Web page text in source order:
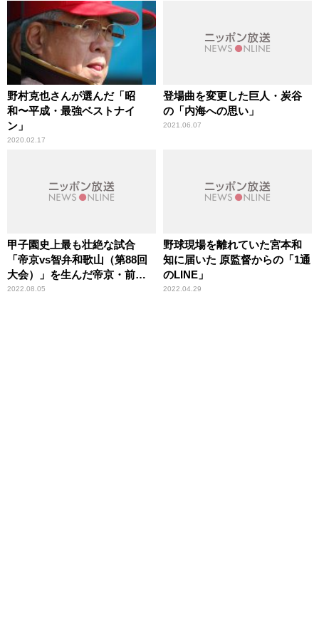
野村克也さんが選んだ「昭
和〜平成・最強ベストナイ
ン」
2020.02.17
登場曲を変更した巨人・炭谷
の「内海への思い」
2021.06.07
甲子園史上最も壮絶な試合
「帝京vs智弁和歌山（第88回
大会）」を生んだ帝京・前田
監督の哲学
2022.08.05
野球現場を離れていた宮本和
知に届いた 原監督からの「1通
のLINE」
2022.04.29